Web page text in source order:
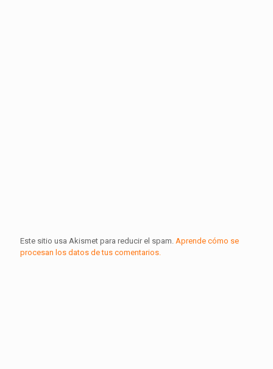
Este sitio usa Akismet para reducir el spam. Aprende cómo se
procesan los datos de tus comentarios.